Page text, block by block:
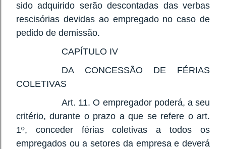
sido adquirido serão descontadas das verbas
rescisórias devidas ao empregado no caso de
pedido de demissão.
CAPÍTULO IV
DA CONCESSÃO DE FÉRIAS
COLETIVAS
Art. 11. O empregador poderá, a seu
critério, durante o prazo a que se refere o art.
1º, conceder férias coletivas a todos os
empregados ou a setores da empresa e deverá